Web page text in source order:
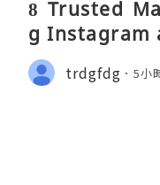
8 Trusted
g Instagram
trdgfdg 5小